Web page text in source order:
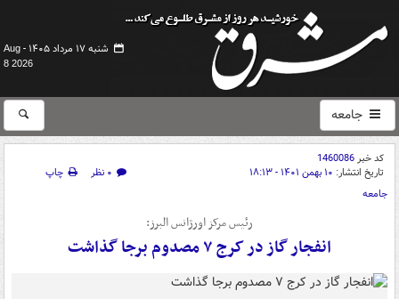
شنبه ۱۷ مرداد ۱۴۰۵ -
Aug
8 2026
جامعه
کد خبر1460086
تاریخ انتشار: ۱۰ بهمن ۱۴۰۱ - ۱۸:۱۳ ۰ نظر
چاپ
جامعه
رئیس مرکز اورژانس البرز:
انفجار گاز در کرج ۷ مصدوم برجا گذاشت